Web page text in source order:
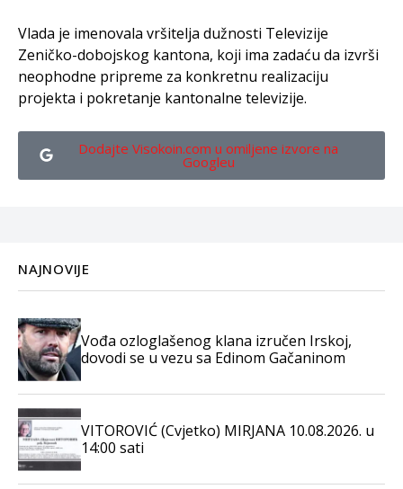
Vlada je imenovala vršitelja dužnosti Televizije
Zeničko-dobojskog kantona, koji ima zadaću da izvrši
neophodne pripreme za konkretnu realizaciju
projekta i pokretanje kantonalne televizije.
Dodajte Visokoin.com u omiljene izvore na
Googleu
NAJNOVIJE
Vođa ozloglašenog klana izručen Irskoj,
dovodi se u vezu sa Edinom Gačaninom
VITOROVIĆ (Cvjetko) MIRJANA 10.08.2026. u
14:00 sati